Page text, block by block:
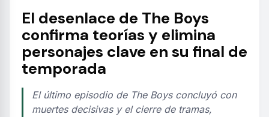
El desenlace de The Boys
confirma teorías y elimina
personajes clave en su final de
temporada
El último episodio de The Boys concluyó con
muertes decisivas y el cierre de tramas,